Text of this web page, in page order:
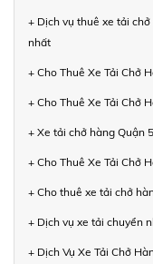
+ Dịch vụ thuê xe tải
nhất
+ Cho Thuê Xe Tải Chở
+ Cho Thuê Xe Tải Chở
+ Xe tải chở hàng Quận
+ Cho Thuê Xe Tải Chở
+ Cho thuê xe tải chở
+ Dịch vụ xe tải chuyển
+ Dịch Vụ Xe Tải Chở